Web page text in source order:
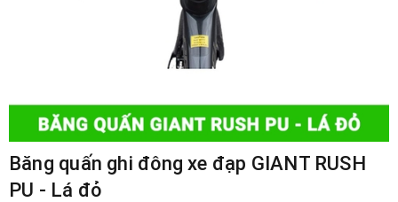
Băng quấn ghi đông xe đạp GIANT RUSH
PU - Lá đỏ